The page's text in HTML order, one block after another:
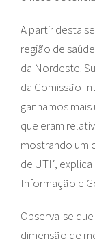
A partir desta
região de
da Nordeste.
da Comissão
ganhamos
que eram
mostrando um
de UTI”,
Informação e
Observa-se
dimensão de